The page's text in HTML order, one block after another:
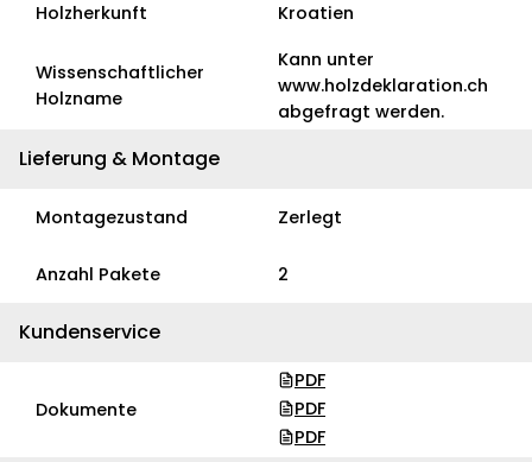
Holzherkunft Kroatien
Wissenschaftlicher
Holzname
Kann unter
www.holzdeklaration.ch
abgefragt werden.
Lieferung & Montage
Montagezustand Zerlegt
Anzahl Pakete 2
Kundenservice
Dokumente
PDF
PDF
PDF